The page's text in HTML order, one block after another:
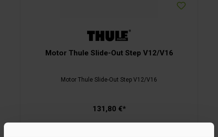
Motor Thule Slide-Out Step V12/V16
Motor Thule Slide-Out Step V12/V16
131,80 €*